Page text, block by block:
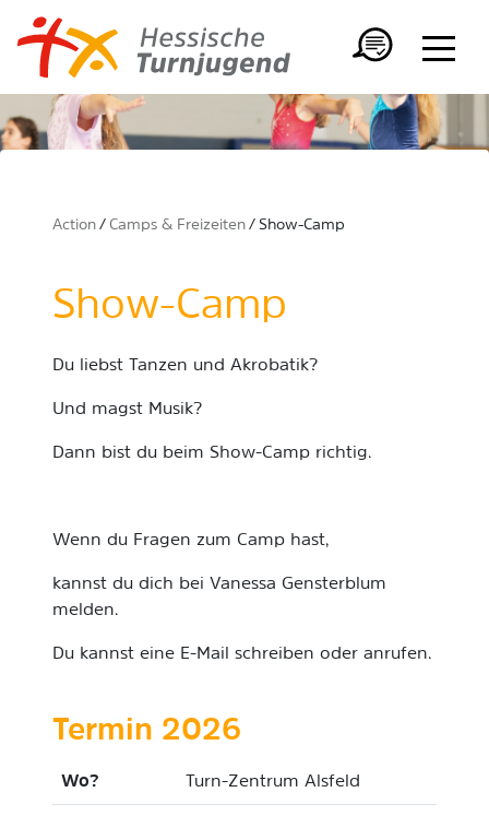
Action Camps & Freizeiten Show-Camp
Show-Camp
Du liebst Tanzen und Akrobatik?
Und magst Musik?
Dann bist du beim Show-Camp richtig.
Wenn du Fragen zum Camp hast,
kannst du dich bei Vanessa Gensterblum
melden.
Du kannst eine E-Mail schreiben oder anrufen.
Termin 2026
Wo? Turn-Zentrum Alsfeld